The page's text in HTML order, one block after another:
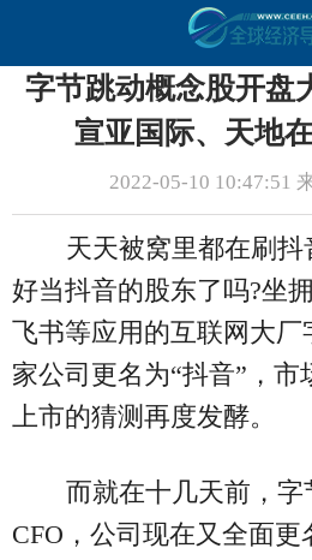
字节跳动概念股开盘
宣亚国际、天地
2022-05-10 10:47:51
天天被窝里都在刷
好当抖音的股东了吗?坐
飞书等应用的互联网大厂
家公司更名为“抖音”，
上市的猜测再度发酵。
而就在十几天前，
CFO，公司现在又全面